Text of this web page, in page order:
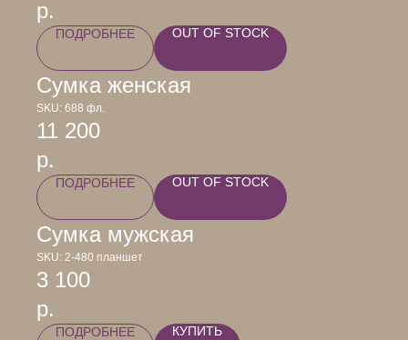
р.
ПОДРОБНЕЕ OUT OF STOCK
Сумка женская
SKU: 688 фл.
11 200
р.
ПОДРОБНЕЕ OUT OF STOCK
Сумка мужская
SKU: 2-480 планшет
3 100
р.
ПОДРОБНЕЕ КУПИТЬ